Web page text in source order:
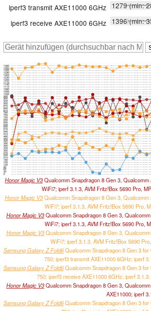
iperf3 transmit AXE11000 6GHz 1279(min:
iperf3 receive AXE11000 6GHz 1396(min:
0
30
60
90
120
150
180
210
240
270
300
330
360
390
420
450
480
510
540
570
600
630
660
690
720
750
780
810
840
870
900
930
960
990
1020
1050
1080
1110
1140
1170
1200
1230
1260
1290
1320
1350
1380
Honor Magic V3Qualcomm Snapdragon 8 Gen 3,
WiFi7; iperf 3.1.3, AVM Fritz!Box 5690 Pro,
Honor Magic V3Qualcomm Snapdragon 8 Gen 3,
WiFi7; iperf 3.1.3, AVM Fritz!Box 5690 Pro,
Honor Magic V3Qualcomm Snapdragon 8 Gen 3,
WiFi7; iperf 3.1.3, AVM Fritz!Box 5690 Pro,
Honor Magic V3Qualcomm Snapdragon 8 Gen 3,
WiFi7; iperf 3.1.3, AVM Fritz!Box 5690
Samsung Galaxy Z Fold6Qualcomm Snapdragon 8 Gen 3
750; iperf3 transmit AXE11000 6GHz; iperf
Samsung Galaxy Z Fold6Qualcomm Snapdragon 8 Gen 3
750; iperf3 receive AXE11000 6GHz; iperf 3.1.3:
Honor Magic V3Qualcomm Snapdragon 8 Gen 3,
AXE11000; iperf
Samsung Galaxy Z Fold6Qualcomm Snapdragon 8 Gen 3